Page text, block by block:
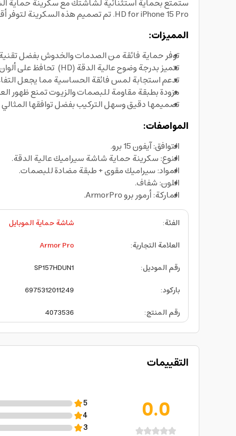
HD for iPhone 15 Pro. تم تصميم هذه السكرينة لتوفر أقصى درجات الأمان ضد الخدوش والصدمات، مع وضوح فائق يحافظ على تجربة العرض الأصلية لجهازك.
المميزات:
توفر حماية فائقة من الصدمات والخدوش بفضل
تتميز بدرجة وضوح عالية الدقة (HD) تحافظ على ألوان الشاشة الأصلية وسطوعها، مما يمنحك تجربة مشاهدة مثالية عند تصفح الإنترنت أو مشاهدة الفيديوهات أو الألعاب.
تدعم استجابة لمس فائقة الحساسية مما يجعل
مزودة بطبقة مقاومة للبصمات والزيوت تمنع ظهور
تصميمها دقيق وسهل التركيب بفضل توافقها المثالي مع أبعاد آيفون 15 برو، لتمنحك تغطية كاملة
المواصفات:
التوافق: آيفون 15 برو.
النوع: سكرينة حماية شاشة سيراميك عالية الدقة.
المواد: سيراميك مقوى + طبقة مضادة للبصمات.
اللون: شفاف.
الماركة: أرمور برو ArmorPro.
الفئة:
شاشة حماية الموبايل
العلامة التجارية:
Armor Pro
رقم الموديل:
SP157HDUN1
باركود:
6975312011249
رقم المنتج:
4073536
التقييمات
0.0
5
4
3